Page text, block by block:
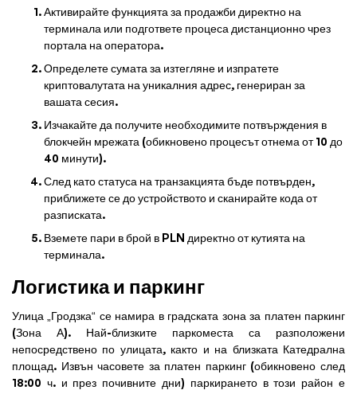
Активирайте функцията за продажби директно на
терминала или подгответе процеса дистанционно чрез
портала на оператора.
Определете сумата за изтегляне и изпратете
криптовалутата на уникалния адрес, генериран за
вашата сесия.
Изчакайте да получите необходимите потвърждения в
блокчейн мрежата (обикновено процесът отнема от 10 до
40 минути).
След като статуса на транзакцията бъде потвърден,
приближете се до устройството и сканирайте кода от
разписката.
Вземете пари в брой в PLN директно от кутията на
терминала.
Логистика и паркинг
Улица „Гродзка“ се намира в градската зона за платен паркинг
(Зона А). Най-близките паркоместа са разположени
непосредствено по улицата, както и на близката Катедрална
площад. Извън часовете за платен паркинг (обикновено след
18:00 ч. и през почивните дни) паркирането в този район е